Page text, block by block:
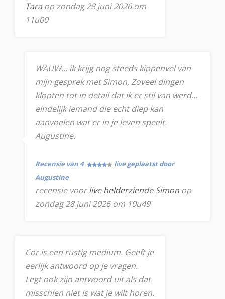
Tara op zondag 28 juni 2026 om
11u00
WAUW… ik krijg nog steeds kippenvel van
mijn gesprek met Simon, Zoveel dingen
klopten tot in detail dat ik er stil van werd…
eindelijk iemand die echt diep kan
aanvoelen wat er in je leven speelt.
Augustine.
Recensie van 4
live geplaatst door
Augustine
recensie voorlive helderziende Simon op
zondag 28 juni 2026 om 10u49
Cor is een rustig medium. Geeft je
eerlijk antwoord op je vragen.
Legt ook zijn antwoord uit als dat
misschien niet is wat je wilt horen.